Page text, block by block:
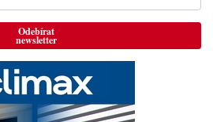
Odebírat
newsletter